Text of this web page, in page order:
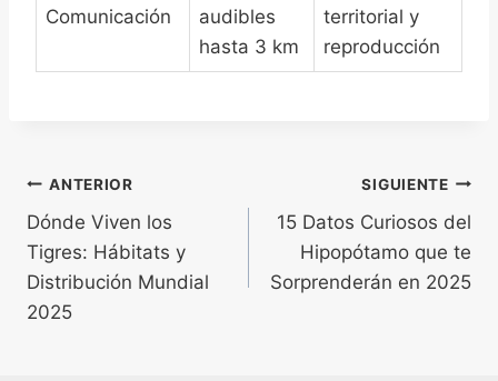
Comunicación
audibles
hasta 3 km
territorial y
reproducción
Navegación
de
entradas
ANTERIOR
Dónde Viven los
Tigres: Hábitats y
Distribución Mundial
2025
SIGUIENTE
15 Datos Curiosos del
Hipopótamo que te
Sorprenderán en 2025